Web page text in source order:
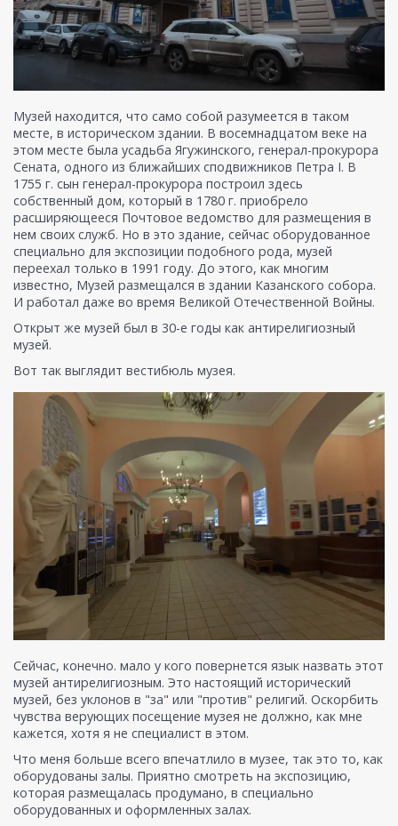
Музей находится, что само собой разумеется в таком
месте, в историческом здании. В восемнадцатом веке на
этом месте была усадьба Ягужинского, генерал-прокурора
Сената, одного из ближайших сподвижников Петра I. В
1755 г. сын генерал-прокурора построил здесь
собственный дом, который в 1780 г. приобрело
расширяющееся Почтовое ведомство для размещения в
нем своих служб. Но в это здание, сейчас оборудованное
специально для экспозиции подобного рода, музей
переехал только в 1991 году. До этого, как многим
известно, Музей размещался в здании Казанского собора.
И работал даже во время Великой Отечественной Войны.
Открыт же музей был в 30-е годы как антирелигиозный
музей.
Вот так выглядит вестибюль музея.
Сейчас, конечно. мало у кого повернется язык назвать этот
музей антирелигиозным. Это настоящий исторический
музей, без уклонов в "за" или "против" религий. Оскорбить
чувства верующих посещение музея не должно, как мне
кажется, хотя я не специалист в этом.
Что меня больше всего впечатлило в музее, так это то, как
оборудованы залы. Приятно смотреть на экспозицию,
которая размещалась продумано, в специально
оборудованных и оформленных залах.